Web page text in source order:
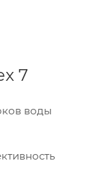
7
воды